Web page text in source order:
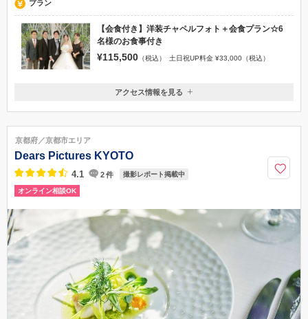
プラン
【会食付き】洋装チャペルフォト＋会食プラン☆6
名様のお食事付き
¥115,500 （税込） 土日祝UP料金 ¥33,000（税込）
宮城県仙台市青葉区立町26-20 2F・3F ヴィア定禅寺
北線 「広瀬通駅」 西4～6出口より 徒歩約12分 JR 「仙台駅」 徒歩約20分
0120-945-906
アクセス情報を見る
京都府／京都市エリア
Dears Pictures KYOTO
4.1 2件 撮影レポート掲載中
オンライン相談OK